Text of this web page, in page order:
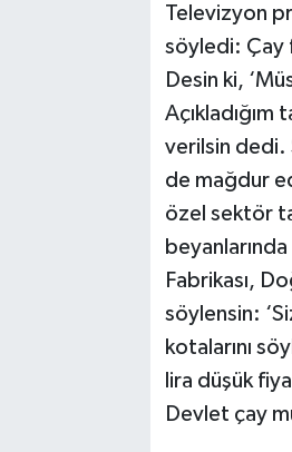
Televizyon
söyledi: Çay
Desin ki,
Açıkladığım
verilsin dedi.
de mağdur
özel sektör
Fabrikası,
söylensin:
kotalarını
lira düşük
Devlet çay